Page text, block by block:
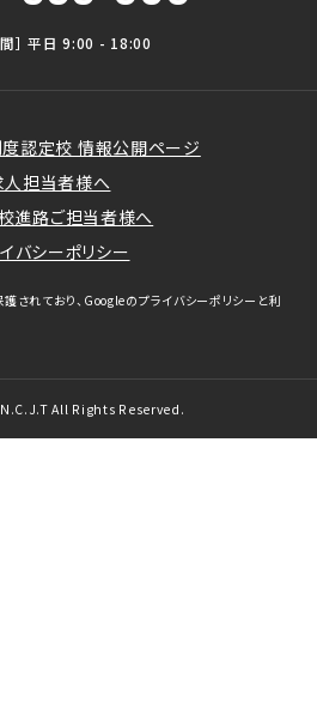
間］ 平日 9:00 - 18:00
認定校 情報公開ページ
人担当者様へ
進路ご担当者様へ
バシーポリシー
All Rights Reserved.
されており、Googleのプライバシーポリシー と利